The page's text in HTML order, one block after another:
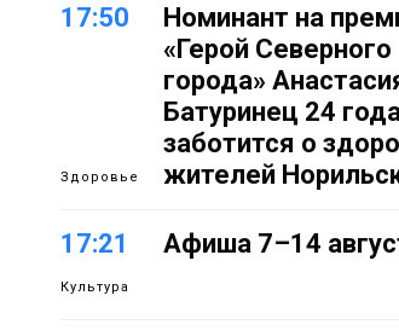
17:50
Здоровье
Номинант на
«Герой Северного
города»
Батуринец 24 года
заботится о
жителей
17:21
Культура
Афиша 7–14